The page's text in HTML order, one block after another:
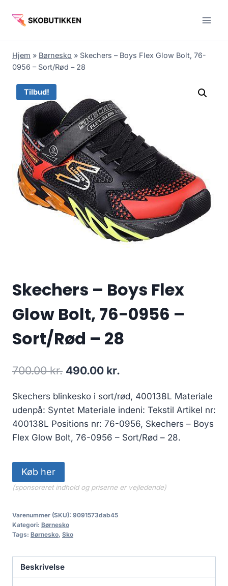
Hjem » Børnesko » Skechers – Boys Flex Glow Bolt, 76-
0956 – Sort/Rød – 28
Tilbud!
Skechers – Boys Flex
Glow Bolt, 76-0956 –
Sort/Rød – 28
700.00kr. Den
pris
var:
700.00 kr..
490.00 kr.
pris
er:
490.00 kr..
Skechers blinkesko i sort/rød, 400138L Materiale
udenpå: Syntet Materiale indeni: Tekstil Artikel nr:
400138L Positions nr: 76-0956, Skechers – Boys
Flex Glow Bolt, 76-0956 – Sort/Rød – 28.
Køb her
(sponsoreret indhold og priserne er vejledende)
Varenummer (SKU): 9091573dab45
Kategori: Børnesko
Tags: Børnesko, Sko
Beskrivelse